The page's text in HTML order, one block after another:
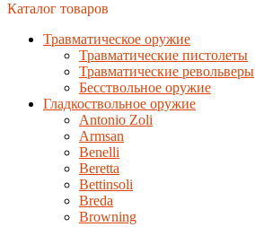
Каталог товаров
Травматическое оружие
Травматические пистолеты
Травматические револьверы
Бесствольное оружие
Гладкоствольное оружие
Antonio Zoli
Armsan
Benelli
Beretta
Bettinsoli
Breda
Browning